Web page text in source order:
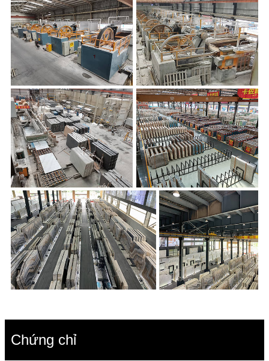
Chứng chỉ